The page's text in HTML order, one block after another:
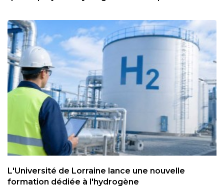
L'Université de Lorraine lance une nouvelle
formation dédiée à l'hydrogène